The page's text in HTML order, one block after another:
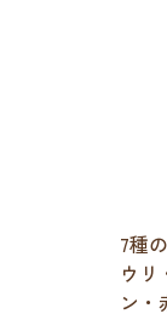
7種
ウ
ン